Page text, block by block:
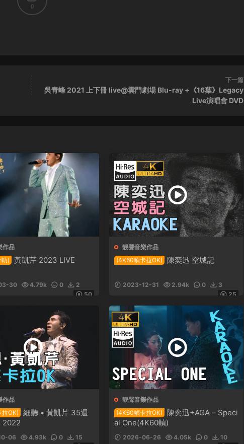
0
下一篇
吳青峰 2021 上下冊 live@雲門劇場 Blu-ray +《16葉》Legacy
Live演唱會 DVD
作品
)
黃凱芹 2023 LIVE
30 4.79k 0
2
50
靓聲音樂作品
(4K60幀卡拉OK)
陳奕迅 空城記
2023-12-31 2.94k 0
3
25
作品
OK)
細聽 • 黃凱芹 35週
2022
06 4.93k 0
15
靓聲音樂作品
(4K60幀卡拉OK)
陳奕迅+AGA – Speci
al One(4K60幀)
2026-06-26 4.05k 0
10